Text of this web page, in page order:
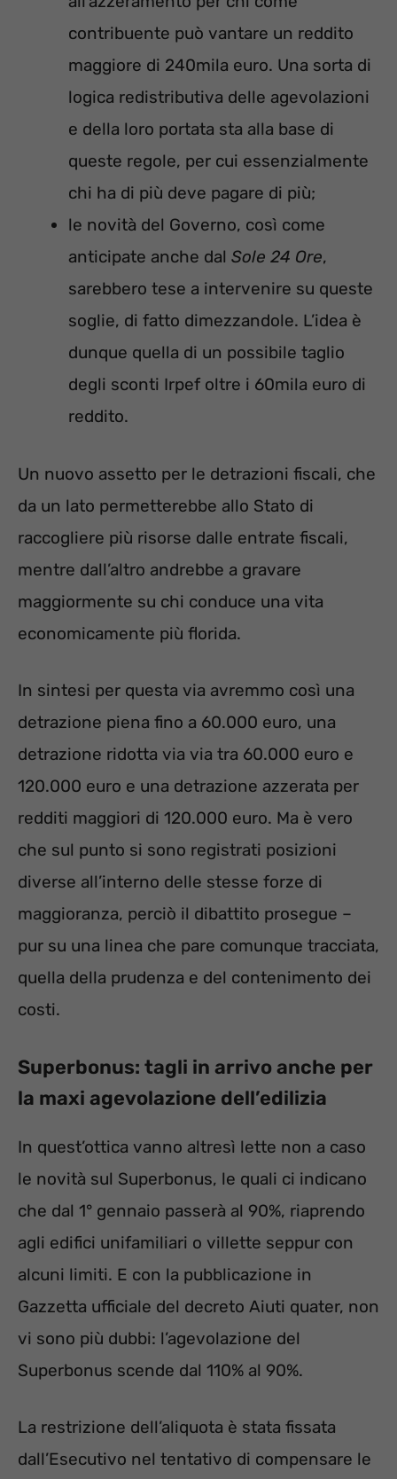
contribuente può vantare un reddito
maggiore di 240mila euro. Una sorta di
logica redistributiva delle agevolazioni
e della loro portata sta alla base di
queste regole, per cui essenzialmente
chi ha di più deve pagare di più;
le novità del Governo, così come
anticipate anche dal Sole 24 Ore,
sarebbero tese a intervenire su queste
soglie, di fatto dimezzandole. L’idea è
dunque quella di un possibile taglio
degli sconti Irpef oltre i 60mila euro di
reddito.
Un nuovo assetto per le detrazioni fiscali, che
da un lato permetterebbe allo Stato di
raccogliere più risorse dalle entrate fiscali,
mentre dall’altro andrebbe a gravare
maggiormente su chi conduce una vita
economicamente più florida.
In sintesi per questa via avremmo così una
detrazione piena fino a 60.000 euro, una
detrazione ridotta via via tra 60.000 euro e
120.000 euro e una detrazione azzerata per
redditi maggiori di 120.000 euro. Ma è vero
che sul punto si sono registrati posizioni
diverse all’interno delle stesse forze di
maggioranza, perciò il dibattito prosegue –
pur su una linea che pare comunque tracciata,
quella della prudenza e del contenimento dei
costi.
Superbonus: tagli in arrivo anche per
la maxi agevolazione dell’edilizia
In quest’ottica vanno altresì lette non a caso
le novità sul Superbonus, le quali ci indicano
che dal 1° gennaio passerà al 90%, riaprendo
agli edifici unifamiliari o villette seppur con
alcuni limiti. E con la pubblicazione in
Gazzetta ufficiale del decreto Aiuti quater, non
vi sono più dubbi: l’agevolazione del
Superbonus scende dal 110% al 90%.
La restrizione dell’aliquota è stata fissata
dall’Esecutivo nel tentativo di compensare le